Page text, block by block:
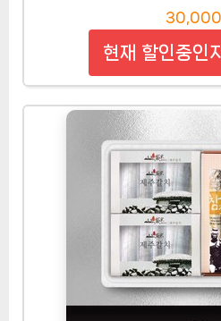
30,000
현재 할인중인